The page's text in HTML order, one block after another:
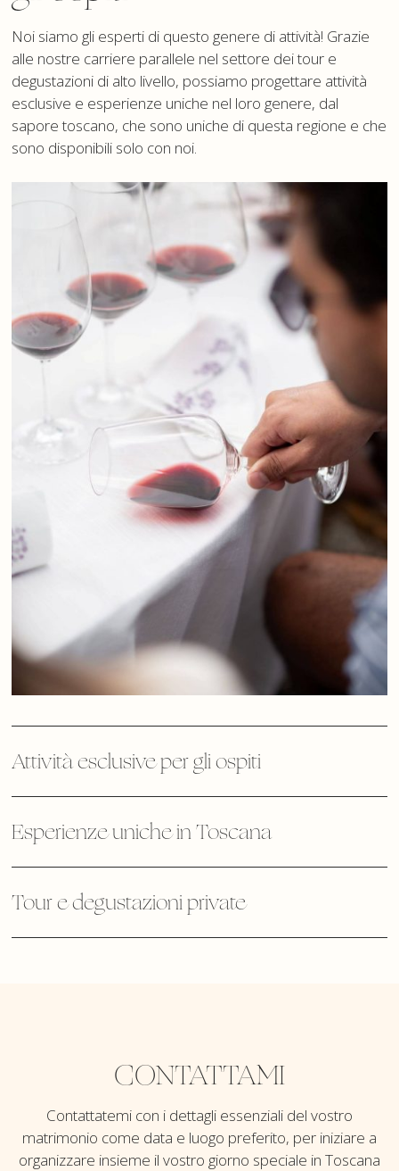
Noi siamo gli esperti di questo genere di attività! Grazie
alle nostre carriere parallele nel settore dei tour e
degustazioni di alto livello, possiamo progettare attività
esclusive e esperienze uniche nel loro genere, dal
sapore toscano, che sono uniche di questa regione e che
sono disponibili solo con noi.
Attività esclusive per gli ospiti
Esperienze uniche in Toscana
Tour e degustazioni private
CONTATTAMI
Contattatemi con i dettagli essenziali del vostro
matrimonio come data e luogo preferito, per iniziare a
organizzare insieme il vostro giorno speciale in Toscana